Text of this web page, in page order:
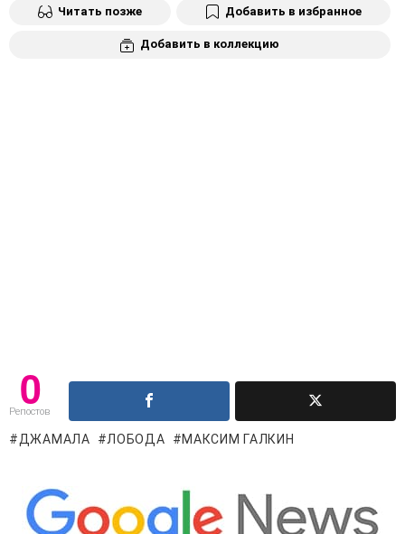
Читать позже Добавить в избранное
Добавить в коллекцию
0
Репостов
ДЖАМАЛА ЛОБОДА МАКСИМ ГАЛКИН